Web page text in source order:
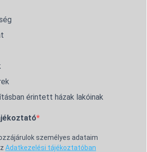
érintett házak lakóinak
személyes adataim
Adatkezelési tájékoztatóban